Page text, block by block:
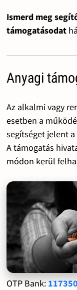
Ismerd meg
támogatásodat
Anyagi
Az alkalmi vagy
esetben a
segítséget jelent
A támogatás
módon kerül
OTP Bank: